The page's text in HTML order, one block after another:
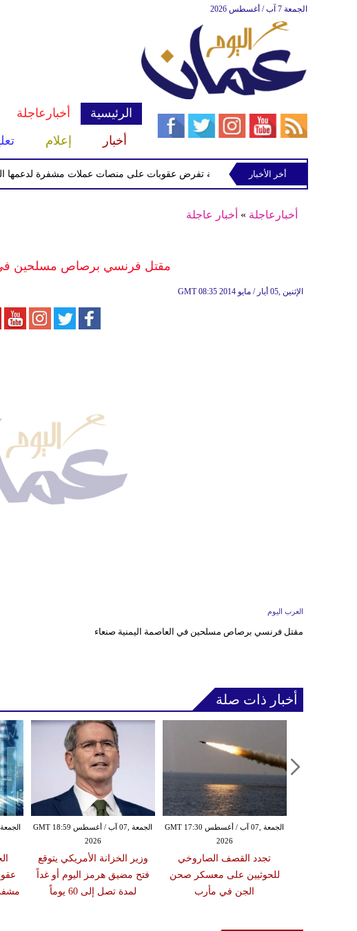
الجمعة 7 آب / أغسطس 2026
الرئيسية أخبارعاجلة
أخبار
إعلام
الخزانة الأميركية تفرض عقوبات على منصات عملات مشفرة لدعمها الحرس
أخر الأخبار
أخبارعاجلة » أخبار عاجلة
مقتل فرنسي برصاص مسلحين في
GMT 08:35 2014 الإثنين ,05 أيار / مايو
العرب اليوم
مقتل فرنسي برصاص مسلحين في العاصمة اليمنية صنعاء
أخبار ذات صلة
الجمعة ,07 آب / أغسطس GMT 18:59
2026
وزير الخزانة الأمريكي يتوقع
فتح مضيق هرمز اليوم أو غداً
لمدة تصل إلى 60 يوماً
الجمعة ,07 آب / أغسطس GMT 17:30
2026
تجدد القصف الصاروخي
للحوثيين على معسكر صحن
الجن في مأرب